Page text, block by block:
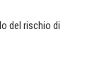
del rischio di